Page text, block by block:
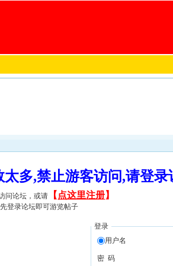
太多,禁止游客访问,请登
问论坛，或请 【 点这里注册】
登录论坛即可游览帖子
登录
用户名
密 码